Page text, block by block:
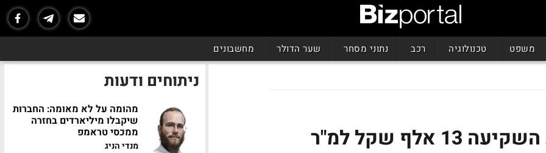
משפט טכנולוגיה רכב נתוני מסחר שער הדולר מחשבונים
לעשירים בלבד: גזית גלוב השקיעה 13 אלף שקל למ"ר
ניתוחים ודעות
מהומה על לא מאומה: החברות
שיקבלו מיליארדים בחזרה
ממכסי טראמפ
מנדי הניג